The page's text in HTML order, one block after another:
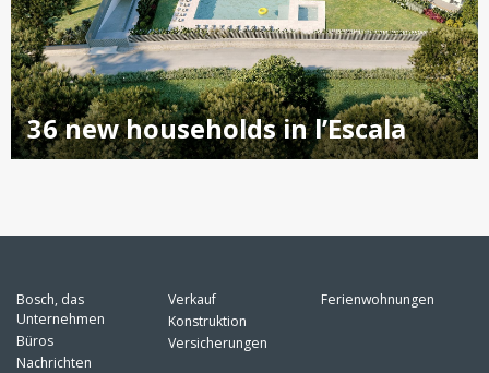
36 new households in l’Escala
Bosch, das
Unternehmen
Büros
Nachrichten
Verkauf
Konstruktion
Versicherungen
Ferienwohnungen